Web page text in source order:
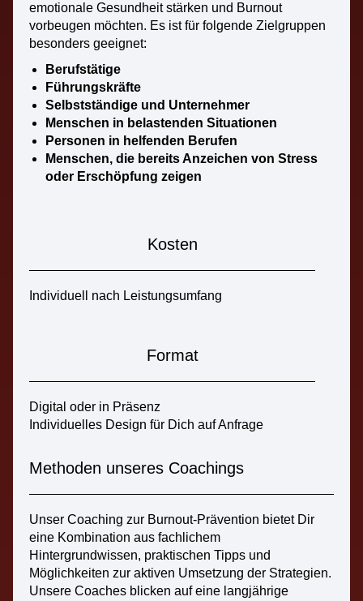
emotionale Gesundheit stärken und Burnout
vorbeugen möchten. Es ist für folgende Zielgruppen
besonders geeignet:
Berufstätige
Führungskräfte
Selbstständige und Unternehmer
Menschen in belastenden Situationen
Personen in helfenden Berufen
Menschen, die bereits Anzeichen von Stress
oder Erschöpfung zeigen
Kosten
Individuell nach Leistungsumfang
Format
Digital oder in Präsenz
Individuelles Design für Dich auf Anfrage
Methoden unseres Coachings
Unser Coaching zur Burnout-Prävention bietet Dir
eine Kombination aus fachlichem
Hintergrundwissen, praktischen Tipps und
Möglichkeiten zur aktiven Umsetzung der Strategien.
Unsere Coaches blicken auf eine langjährige